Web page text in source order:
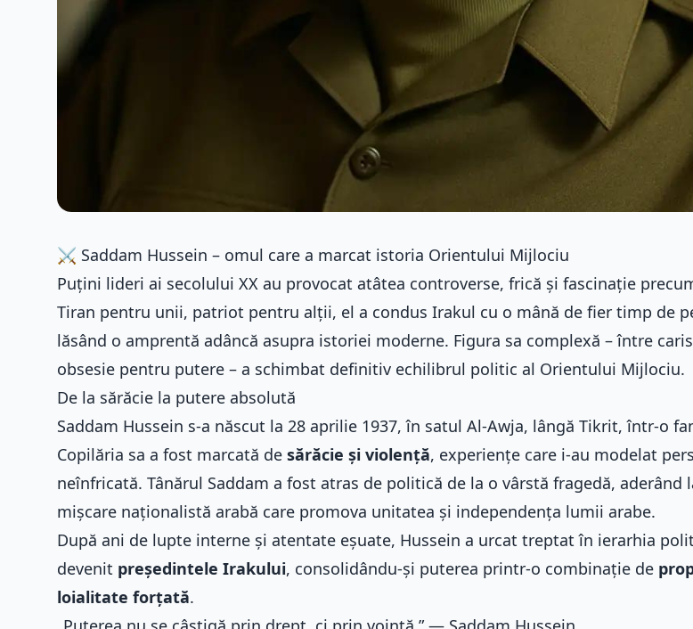
⚔️ Saddam Hussein – omul care a marcat istoria Orientului Mijlociu
Puțini lideri ai secolului XX au provocat atâtea controverse, frică și fascinație
Tiran pentru unii, patriot pentru alții, el a condus Irakul cu o mână de fier timp de
lăsând o amprentă adâncă asupra istoriei moderne. Figura sa complexă – între
obsesie pentru putere – a schimbat definitiv echilibrul politic al Orientului Mijlociu.
De la sărăcie la putere absolută
Saddam Hussein s-a născut la 28 aprilie 1937, în satul Al-Awja, lângă Tikrit, într-o
Copilăria sa a fost marcată de sărăcie și violență, experiențe care i-au modelat
neînfricată. Tânărul Saddam a fost atras de politică de la o vârstă fragedă, aderând
mișcare naționalistă arabă care promova unitatea și independența lumii arabe.
După ani de lupte interne și atentate eșuate, Hussein a urcat treptat în ierarhia
devenit președintele Irakului, consolidându-și puterea printr-o combinație de
loialitate forțată.